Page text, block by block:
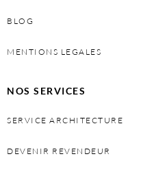
BLOG
MENTIONS LEGALES
NOS SERVICES
SERVICE ARCHITECTURE
DEVENIR REVENDEUR